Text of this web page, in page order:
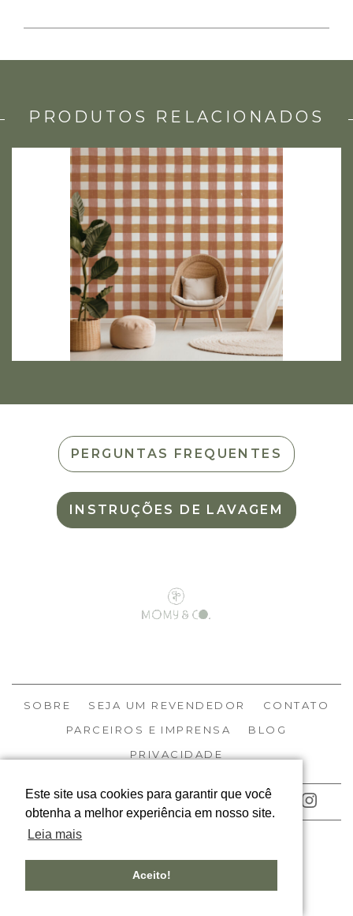
Este site usa cookies para garantir que você
obtenha a melhor experiência em nosso site.
Leia mais
Aceito!
PRODUTOS RELACIONADOS
PERGUNTAS FREQUENTES
INSTRUÇÕES DE LAVAGEM
SOBRE SEJA UM REVENDEDOR
CONTATO
PARCEIROS E IMPRENSA
BLOG
PRIVACIDADE
ACOMPANHE NOSSAS REDES
DESIGNED BY